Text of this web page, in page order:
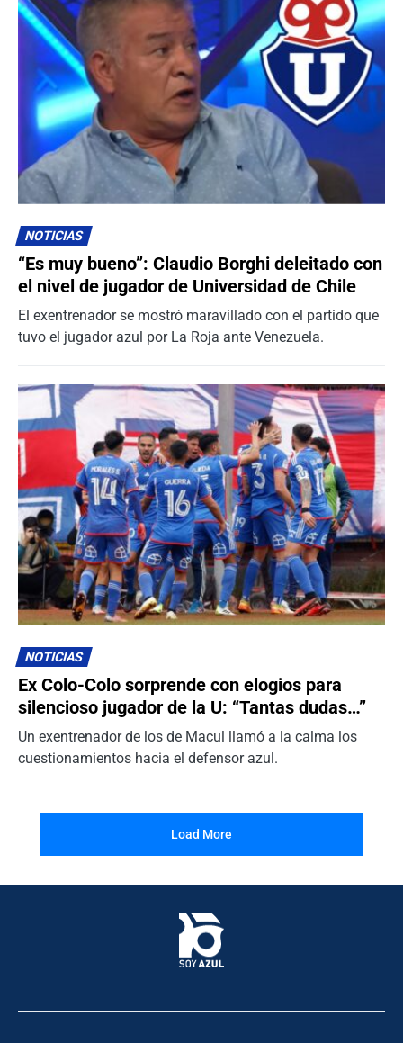
NOTICIAS
“Es muy bueno”: Claudio Borghi deleitado con
el nivel de jugador de Universidad de Chile
El exentrenador se mostró maravillado con el partido que
tuvo el jugador azul por La Roja ante Venezuela.
NOTICIAS
Ex Colo-Colo sorprende con elogios para
silencioso jugador de la U: “Tantas dudas…”
Un exentrenador de los de Macul llamó a la calma los
cuestionamientos hacia el defensor azul.
Load More